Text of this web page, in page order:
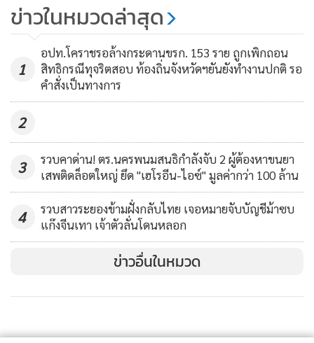
อ.เมืองชัยภูมิ, อ.ภูเขียว, อ.จัตุรัส, อ.หนองบัวแดง และ อ.แก้ง
คร้อ โดยจะเริ่มฉีดที่โรงพยาบาลชัยภูมิ ก่อนในวันพรุ่งนี้ ( 5 เม.ย.)
และต่อไปจะเป็นโรงพยาบาลแม่ข่ายที่เหลือทั้ง 5 แห่ง ใน 5
อำเภอ ให้ครบก่อนวันสงกรานต์ที่ 13 เม.ย. นี้
1,250
41 องศา มีฝนฟ้าคะนอง-ลมแรงบาง
แห่ง ใต้อ่วมโดนฝนถล่มหนัก
ข่าวในหมวดล่าสุด
1
อปท.โคราชรอล้างกระดานขรก. 153 ราย ถูกเพิกถอน
สิทธิกรณีทุจริตสอบ ท้องถิ่นจังหวัดฯยันยังทำงานปกติ รอ
คำสั่งเป็นทางการ
2
3
รวบคาด่าน! ตร.นครพนมสนธิกำลังจับ 2 ผู้ต้องหาขนยา
เสพติดล็อตใหญ่ ยึด "เฮโรอีน-ไอซ์" มูลค่ากว่า 100 ล้าน
4
รวบสาวระยองข้ามฝั่งกลับไทย เจอหมายจับบัญชีม้าซบ
แก๊งจีนเทา เจ้าตัวลั่นโดนหลอก
ข่าวอื่นในหมวด